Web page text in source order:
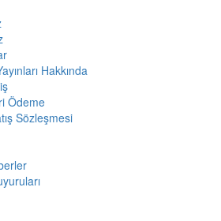
Hakkında
Ödeme
Sözleşmesi